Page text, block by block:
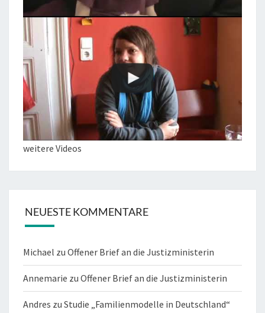
weitere Videos
NEUESTE KOMMENTARE
Michael zu Offener Brief an die Justizministerin
Annemarie zu Offener Brief an die Justizministerin
Andres zu Studie „Familienmodelle in Deutschland“